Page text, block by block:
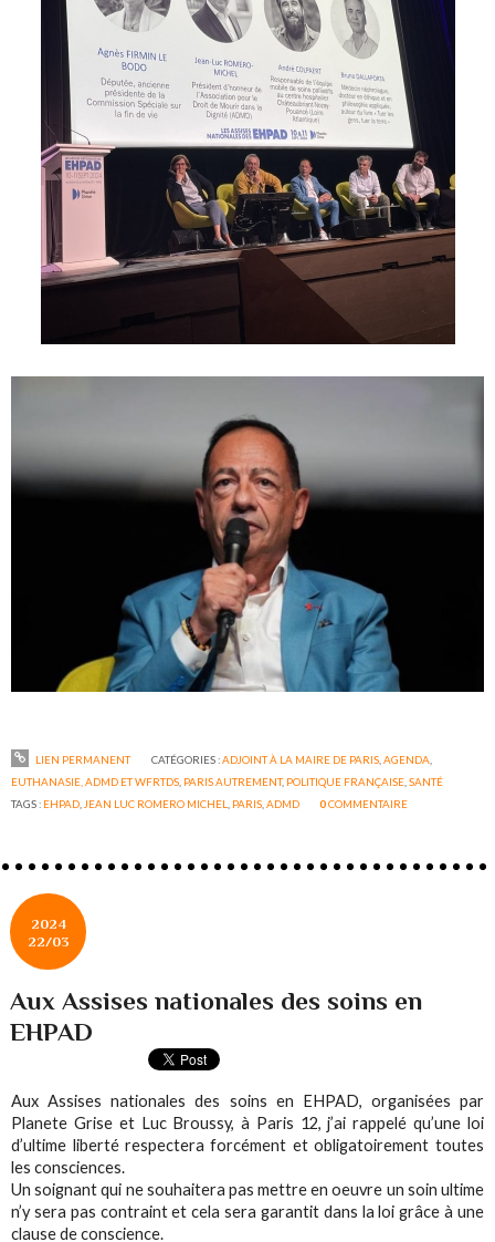
LIEN PERMANENT CATÉGORIES :ADJOINT À LA MAIRE DE PARIS, AGENDA
EUTHANASIE, ADMD ET WFRTDS PARIS AUTREMENT, POLITIQUE FRANÇAISE ,SANTÉ
TAGS : EHPAD JEAN LUC ROMERO MICHEL PARIS ,ADMD 0COMMENTAIRE
2024
22/03
Aux Assises nationales des soins en
EHPAD
Aux Assises nationales des soins en EHPAD, organisées par
Planete Grise et Luc Broussy, à Paris 12, j’ai rappelé qu’une loi
d’ultime liberté respectera forcément et obligatoirement toutes
les consciences.
Un soignant qui ne souhaitera pas mettre en oeuvre un soin ultime
n’y sera pas contraint et cela sera garantit dans la loi grâce à une
clause de conscience.